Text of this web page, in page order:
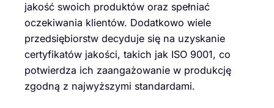
jakość swoich produktów oraz spełniać
oczekiwania klientów. Dodatkowo wiele
przedsiębiorstw decyduje się na uzyskanie
certyfikatów jakości, takich jak ISO 9001, co
potwierdza ich zaangażowanie w produkcję
zgodną z najwyższymi standardami.